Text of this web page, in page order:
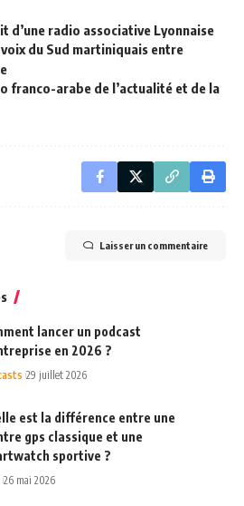
d’une radio associative Lyonnaise
du Sud martiniquais entre
franco-arabe de l’actualité et de la
Laisser un commentaire
lancer un podcast
en 2026 ?
29 juillet 2026
est la différence entre une
gps classique et une
sportive ?
26 mai 2026